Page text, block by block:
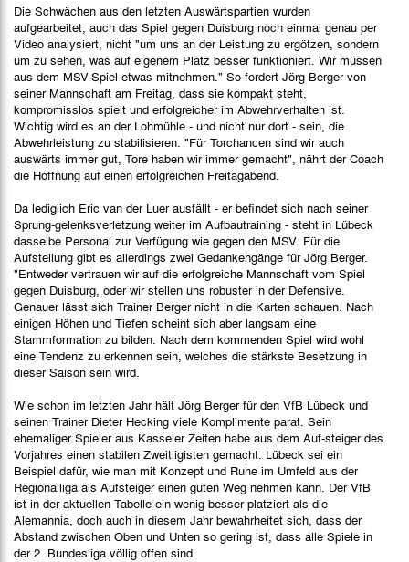
Die Schwächen aus den letzten Auswärtspartien wurden
aufgearbeitet, auch das Spiel gegen Duisburg noch einmal genau per
Video analysiert, nicht "um uns an der Leistung zu ergötzen, sondern
um zu sehen, was auf eigenem Platz besser funktioniert. Wir müssen
aus dem MSV-Spiel etwas mitnehmen." So fordert Jörg Berger von
seiner Mannschaft am Freitag, dass sie kompakt steht,
kompromisslos spielt und erfolgreicher im Abwehrverhalten ist.
Wichtig wird es an der Lohmühle - und nicht nur dort - sein, die
Abwehrleistung zu stabilisieren. "Für Torchancen sind wir auch
auswärts immer gut, Tore haben wir immer gemacht", nährt der Coach
die Hoffnung auf einen erfolgreichen Freitagabend.
Da lediglich Eric van der Luer ausfällt - er befindet sich nach seiner
Sprung-gelenksverletzung weiter im Aufbautraining - steht in Lübeck
dasselbe Personal zur Verfügung wie gegen den MSV. Für die
Aufstellung gibt es allerdings zwei Gedankengänge für Jörg Berger.
"Entweder vertrauen wir auf die erfolgreiche Mannschaft vom Spiel
gegen Duisburg, oder wir stellen uns robuster in der Defensive.
Genauer lässt sich Trainer Berger nicht in die Karten schauen. Nach
einigen Höhen und Tiefen scheint sich aber langsam eine
Stammformation zu bilden. Nach dem kommenden Spiel wird wohl
eine Tendenz zu erkennen sein, welches die stärkste Besetzung in
dieser Saison sein wird.
Wie schon im letzten Jahr hält Jörg Berger für den VfB Lübeck und
seinen Trainer Dieter Hecking viele Komplimente parat. Sein
ehemaliger Spieler aus Kasseler Zeiten habe aus dem Auf-steiger des
Vorjahres einen stabilen Zweitligisten gemacht. Lübeck sei ein
Beispiel dafür, wie man mit Konzept und Ruhe im Umfeld aus der
Regionalliga als Aufsteiger einen guten Weg nehmen kann. Der VfB
ist in der aktuellen Tabelle ein wenig besser platziert als die
Alemannia, doch auch in diesem Jahr bewahrheitet sich, dass der
Abstand zwischen Oben und Unten so gering ist, dass alle Spiele in
der 2. Bundesliga völlig offen sind.